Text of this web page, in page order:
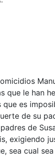
que le han
es
de su
de
exigiendo
sea cual